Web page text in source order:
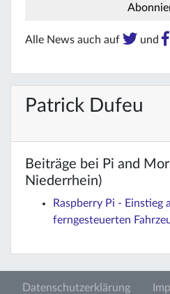
Alle News auch auf und
Patrick Dufeu
Beiträge bei Pi and
Niederrhein)
Raspberry Pi - Einstieg
ferngesteuerten
Datenschutzerklärung